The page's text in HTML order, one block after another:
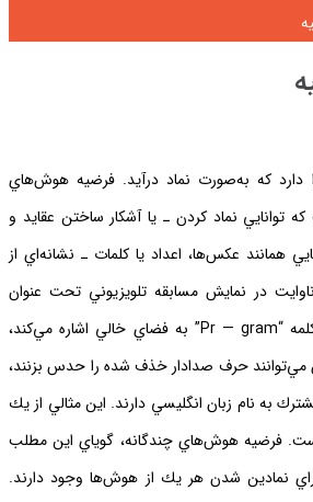
دارد كه به‌صورت نماد درآيد. فرضيه هوش‌هاي
توانايي نماد كردن ـ يا آشكار ساختن عقايد و
همانند عكس‌ها، اعداد يا كلمات ـ نشانه‌اي از
در نمايش مسابقه تلويزيوني تحت عنوان
«عامل پيشرفت آينده» در كلمه “Pr — gram” به فضاي خالي اشاره مي‌كند،
مي‌توانند حرف صدادار خذف شده را حدس بزنند،
به نام زبان انگليسي دارند. اين مثالي از يك
فرضيه هوش‌هاي چندگانه، گوياي اين مطلب
نمادين شدن هر يك از هوش‌ها وجود دارند.